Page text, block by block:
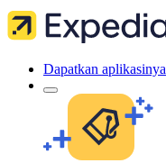
Dapatkan aplikasinya